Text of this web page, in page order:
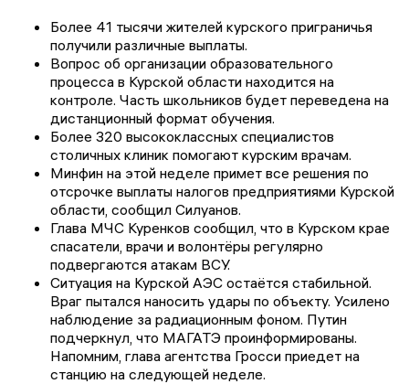
Более 41 тысячи жителей курского приграничья
получили различные выплаты.
Вопрос об организации образовательного
процесса в Курской области находится на
контроле. Часть школьников будет переведена на
дистанционный формат обучения.
Более 320 высококлассных специалистов
столичных клиник помогают курским врачам.
Минфин на этой неделе примет все решения по
отсрочке выплаты налогов предприятиями Курской
области, сообщил Силуанов.
Глава МЧС Куренков сообщил, что в Курском крае
спасатели, врачи и волонтёры регулярно
подвергаются атакам ВСУ.
Ситуация на Курской АЭС остаётся стабильной.
Враг пытался наносить удары по объекту. Усилено
наблюдение за радиационным фоном. Путин
подчеркнул, что МАГАТЭ проинформированы.
Напомним, глава агентства Гросси приедет на
станцию на следующей неделе.